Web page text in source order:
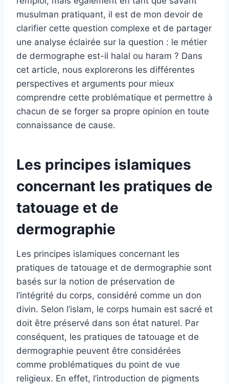
musulman pratiquant, il est de mon devoir de
clarifier cette question complexe et de partager
une analyse éclairée sur la question : le métier
de dermographe est-il halal ou haram ? Dans
cet article, nous explorerons les différentes
perspectives et arguments pour mieux
comprendre cette problématique et permettre à
chacun de se forger sa propre opinion en toute
connaissance de cause.
Les principes islamiques
concernant les pratiques de
tatouage et de
dermographie
Les principes islamiques concernant les
pratiques de tatouage et de dermographie sont
basés sur la notion de préservation de
l’intégrité du corps, considéré comme un don
divin. Selon l’islam, le corps humain est sacré et
doit être préservé dans son état naturel. Par
conséquent, les pratiques de tatouage et de
dermographie peuvent être considérées
comme problématiques du point de vue
religieux. En effet, l’introduction de pigments